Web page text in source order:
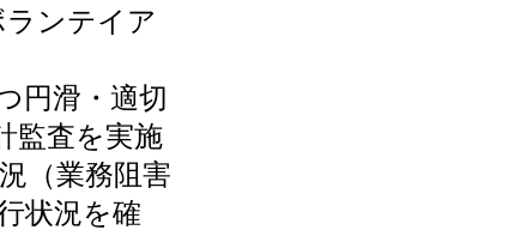
ランテイア
円滑・適切
監査を実施
（業務阻害
状況を確